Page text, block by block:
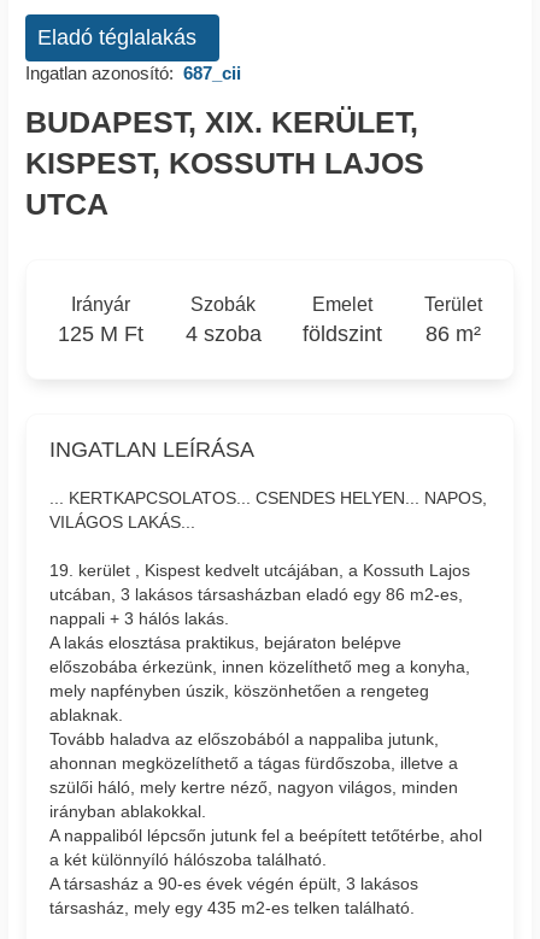
Eladó téglalakás
Ingatlan azonosító: 687_cii
BUDAPEST, XIX. KERÜLET,
KISPEST, KOSSUTH LAJOS
UTCA
Irányár
125 M Ft
Szobák
4 szoba
Emelet
földszint
Terület
86 m²
INGATLAN LEÍRÁSA
... KERTKAPCSOLATOS... CSENDES HELYEN... NAPOS,
VILÁGOS LAKÁS...
19. kerület , Kispest kedvelt utcájában, a Kossuth Lajos
utcában, 3 lakásos társasházban eladó egy 86 m2-es,
nappali + 3 hálós lakás.
A lakás elosztása praktikus, bejáraton belépve
előszobába érkezünk, innen közelíthető meg a konyha,
mely napfényben úszik, köszönhetően a rengeteg
ablaknak.
Tovább haladva az előszobából a nappaliba jutunk,
ahonnan megközelíthető a tágas fürdőszoba, illetve a
szülői háló, mely kertre néző, nagyon világos, minden
irányban ablakokkal.
A nappaliból lépcsőn jutunk fel a beépített tetőtérbe, ahol
a két különnyíló hálószoba található.
A társasház a 90-es évek végén épült, 3 lakásos
társasház, mely egy 435 m2-es telken található.